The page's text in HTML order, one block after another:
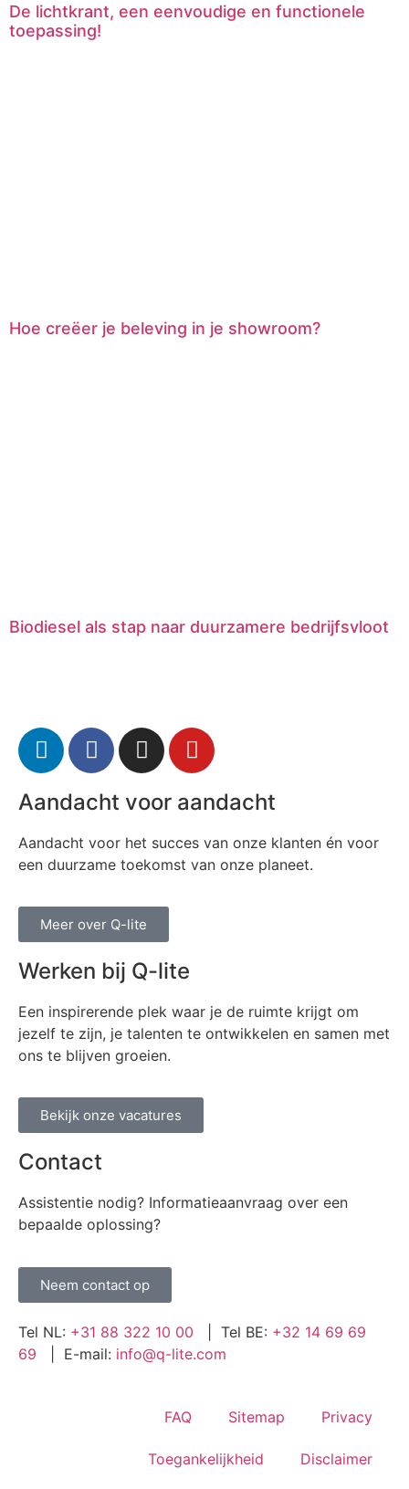
De lichtkrant, een eenvoudige en functionele
toepassing!
Hoe creëer je beleving in je showroom?
Biodiesel als stap naar duurzamere bedrijfsvloot
Aandacht voor aandacht
Aandacht voor het succes van onze klanten én voor
een duurzame toekomst van onze planeet.
Meer over Q-lite
Werken bij Q-lite
Een inspirerende plek waar je de ruimte krijgt om
jezelf te zijn, je talenten te ontwikkelen en samen met
ons te blijven groeien.
Bekijk onze vacatures
Contact
Assistentie nodig? Informatieaanvraag over een
bepaalde oplossing?
Neem contact op
Tel NL: +31 88 322 10 00 | Tel BE: +32 14 69 69
69 | E-mail: info@q-lite.com
FAQ Sitemap Privacy
Toegankelijkheid Disclaimer